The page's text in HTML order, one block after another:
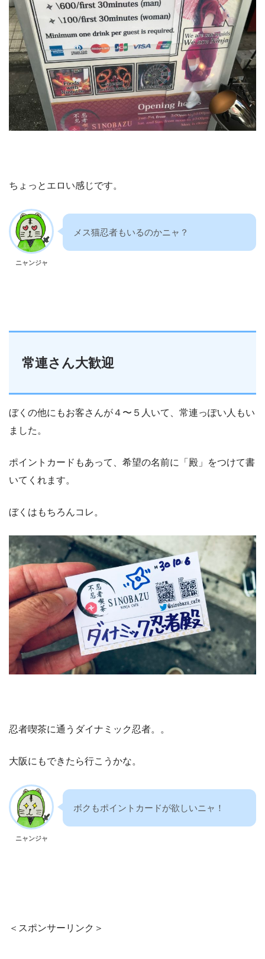
ちょっとエロい感じです。
ニャンジャ
メス猫忍者もいるのかニャ？
常連さん大歓迎
ぼくの他にもお客さんが４〜５人いて、常連っぽい人もい
ました。
ポイントカードもあって、希望の名前に「殿」をつけて書
いてくれます。
ぼくはもちろんコレ。
忍者喫茶に通うダイナミック忍者。。
大阪にもできたら行こうかな。
ニャンジャ
ボクもポイントカードが欲しいニャ！
＜スポンサーリンク＞